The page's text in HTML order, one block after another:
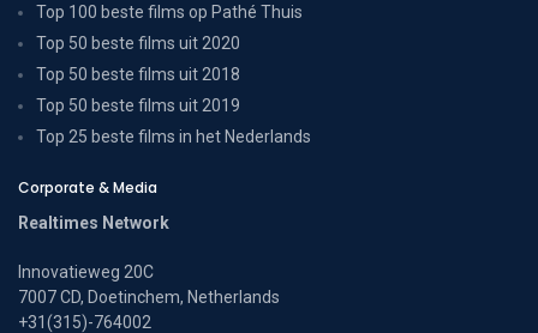
Top 100 beste films op Pathé Thuis
Top 50 beste films uit 2020
Top 50 beste films uit 2018
Top 50 beste films uit 2019
Top 25 beste films in het Nederlands
Corporate & Media
Realtimes Network
Innovatieweg 20C
7007 CD, Doetinchem, Netherlands
+31(315)-764002